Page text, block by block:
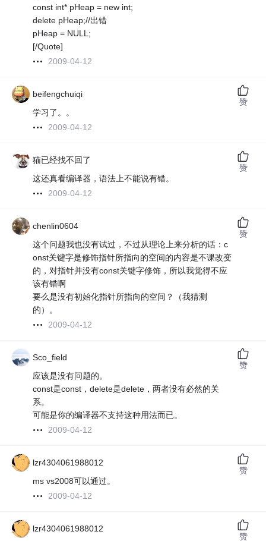
const int* pHeap = new int;
delete pHeap;//出错
pHeap = NULL;
[/Quote]
2009-04-12
beifengchuiqi
学习了。。
2009-04-12
赞
猫已经找不回了
这还真看编译器，语法上不能说有错。
2009-04-12
赞
chenlin0604
这个问题我也没有试过，不过从理论上来分析的话：c
onst关键字是修饰指针所指向的空间的内容是不课改变
的，对指针并没有const关键字修饰，所以我觉得不应
该有错啊
要么是没有初始化指针所指向的空间？（我猜测
的）。
2009-04-12
赞
Sco_field
应该是没有问题的。
const是const，delete是delete，两者没有必然的关
系。
可能是你的编译器不支持这种用法而已。
2009-04-12
赞
lzr4304061988012
ms vs2008可以通过。
2009-04-12
赞
lzr4304061988012
赞